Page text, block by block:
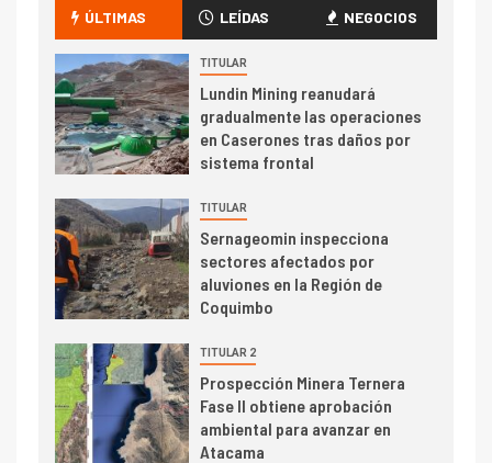
crecimiento regional: Banco
Central reporta resultados
dispares en el primer
trimestre
4 I+D
Informe bimensual de
Cochilco: precio del cobre
alcanza máximos por escasez
5
Estudio revela cómo el precio
del cobre y educación superior
se relacionan en zonas
6 I+D
BHP proyecta producción de
cobre cercana a 2 millones de
toneladas tras récord en
ÚLTIMAS LEÍDAS NEGOCIOS
TITULAR
Lundin Mining reanudará
gradualmente las operaciones
en Caserones tras daños por
sistema frontal
TITULAR
Sernageomin inspecciona
sectores afectados por
aluviones en la Región de
Coquimbo
TITULAR 2
Prospección Minera Ternera
Fase II obtiene aprobación
ambiental para avanzar en
Atacama